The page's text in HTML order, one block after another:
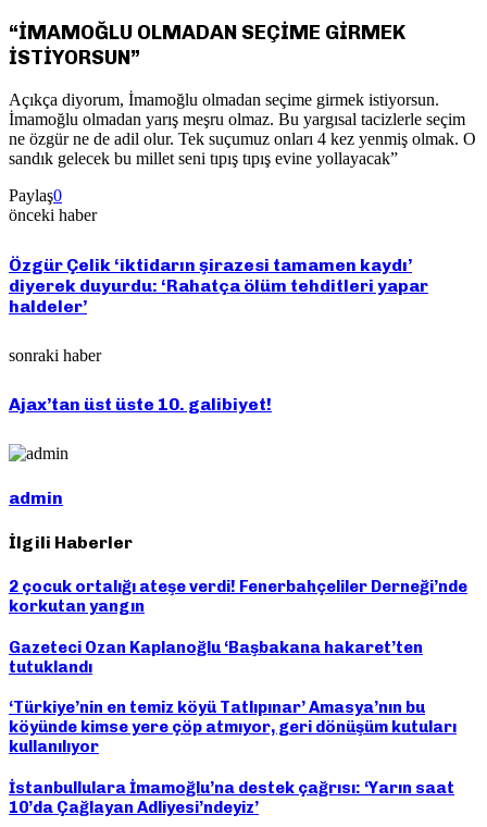
“İMAMOĞLU OLMADAN SEÇİME GİRMEK
İSTİYORSUN”
Açıkça diyorum, İmamoğlu olmadan seçime girmek istiyorsun.
İmamoğlu olmadan yarış meşru olmaz. Bu yargısal tacizlerle seçim
ne özgür ne de adil olur. Tek suçumuz onları 4 kez yenmiş olmak. O
sandık gelecek bu millet seni tıpış tıpış evine yollayacak”
Paylaş0
önceki haber
Özgür Çelik ‘iktidarın şirazesi tamamen kaydı’
diyerek duyurdu: ‘Rahatça ölüm tehditleri yapar
haldeler’
sonraki haber
Ajax’tan üst üste 10. galibiyet!
admin
İlgili Haberler
2 çocuk ortalığı ateşe verdi! Fenerbahçeliler Derneği’nde
korkutan yangın
Gazeteci Ozan Kaplanoğlu ‘Başbakana hakaret’ten
tutuklandı
‘Türkiye’nin en temiz köyü Tatlıpınar’ Amasya’nın bu
köyünde kimse yere çöp atmıyor, geri dönüşüm kutuları
kullanılıyor
İstanbullulara İmamoğlu’na destek çağrısı: ‘Yarın saat
10’da Çağlayan Adliyesi’ndeyiz’